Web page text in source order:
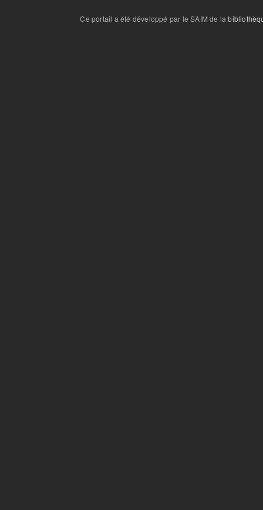
Ce portail a été développé par le SAIM de la